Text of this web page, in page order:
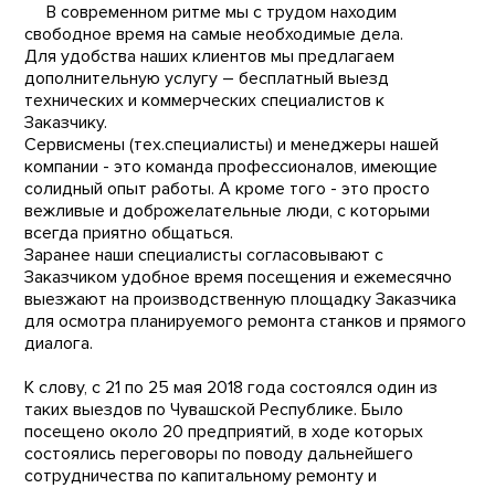
В современном ритме мы с трудом находим
свободное время на самые необходимые дела.
Для удобства наших клиентов мы предлагаем
дополнительную услугу – бесплатный выезд
технических и коммерческих специалистов к
Заказчику.
Сервисмены (тех.специалисты) и менеджеры нашей
компании - это команда профессионалов, имеющие
солидный опыт работы. А кроме того - это просто
вежливые и доброжелательные люди, с которыми
всегда приятно общаться.
Заранее наши специалисты согласовывают с
Заказчиком удобное время посещения и ежемесячно
выезжают на производственную площадку Заказчика
для осмотра планируемого ремонта станков и прямого
диалога.
К слову, с 21 по 25 мая 2018 года состоялся один из
таких выездов по Чувашской Республике. Было
посещено около 20 предприятий, в ходе которых
состоялись переговоры по поводу дальнейшего
сотрудничества по капитальному ремонту и